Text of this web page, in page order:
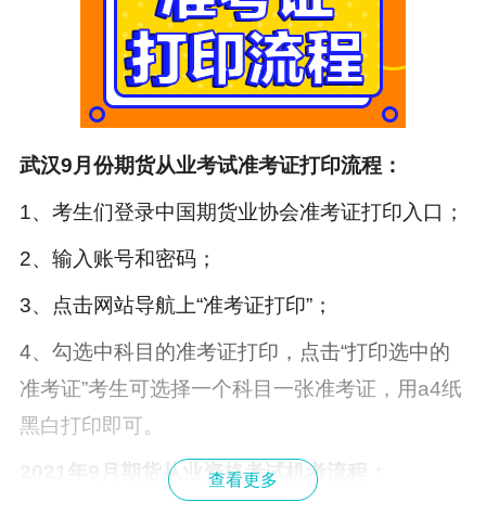
武汉9月份期货从业考试准考证打印流程：
1、考生们登录中国期货业协会准考证打印入口；
2、输入账号和密码；
3、点击网站导航上“准考证打印”；
4、勾选中科目的准考证打印，点击“打印选中的
准考证”考生可选择一个科目一张准考证，用a4纸
黑白打印即可。
期货从业资格考试机考流程：
查看更多